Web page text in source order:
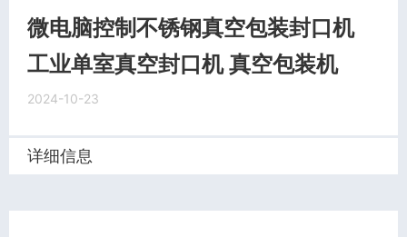
微电脑控制不锈钢真空包装封口机
工业单室真空封口机 真空包装机
2024-10-23
详细信息